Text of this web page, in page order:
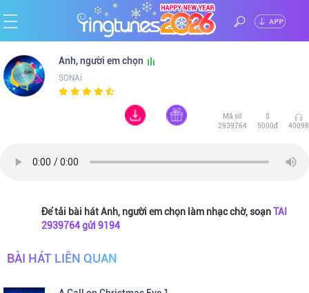
ĐĂNG
NHẬP
Trang
chủ
Ca
đề
Thể
Anh, người em chọn
SONAi
Mã số
2939764
$
5000đ
40098
Để tải bài hát Anh, người em chọn làm nhạc chờ, soạnTAI
2939764 gửi 9194
BÀI HÁT LIÊN QUAN